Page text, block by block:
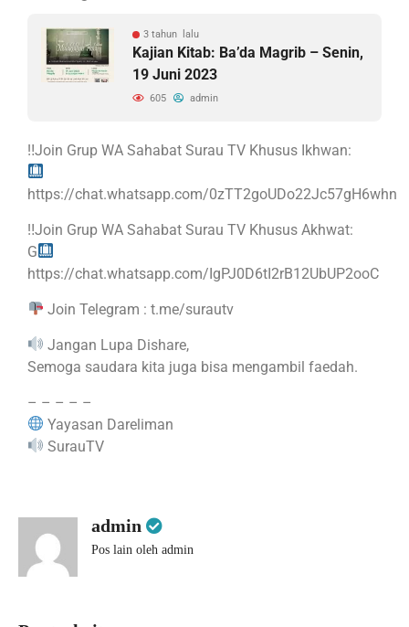
3 tahun lalu
Kajian Kitab: Ba’da Magrib – Senin,
19 Juni 2023
605 admin
‼Join Grup WA Sahabat Surau TV Khusus Ikhwan:
https://chat.whatsapp.com/0zTT2goUDo22Jc57gH6whn
‼Join Grup WA Sahabat Surau TV Khusus Akhwat:
G
https://chat.whatsapp.com/IgPJ0D6tI2rB12UbUP2ooC
Join Telegram : t.me/surautv
Jangan Lupa Dishare,
Semoga saudara kita juga bisa mengambil faedah.
– – – – –
Yayasan Dareliman
SurauTV
admin
Pos lain oleh admin